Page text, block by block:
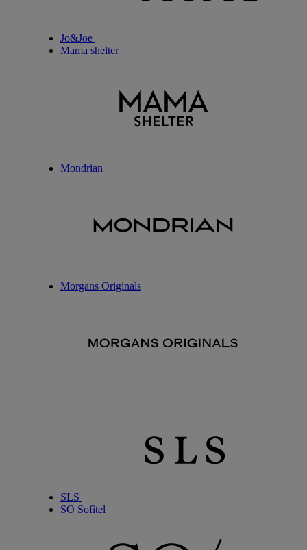
Jo&Joe
Mama shelter
Mondrian
Morgans Originals
SLS
SO Sofitel